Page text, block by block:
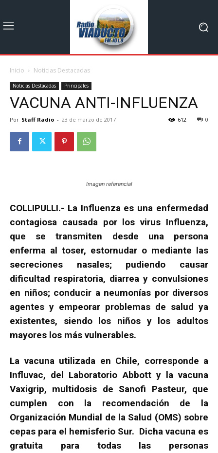
Inicio Noticias Destacadas
Noticias Destacadas Principales
VACUNA ANTI-INFLUENZA
Por Staff Radio - 23 de marzo de 2017 0
612
Imagen referencial
COLLIPULLI.- La Influenza es una enfermedad
contagiosa causada por los virus Influenza,
que se transmiten desde una persona
enferma al toser, estornudar o mediante las
secreciones nasales; pudiendo causar
dificultad respiratoria, diarrea y convulsiones
en niños; conducir a neumonías por diversos
agentes y empeorar problemas de salud ya
existentes, siendo los niños y los adultos
mayores los más vulnerables.
La vacuna utilizada en Chile, corresponde a
Influvac, del Laboratorio Abbott y la vacuna
Vaxigrip, multidosis de Sanofi Pasteur, que
cumplen con la recomendación de la
Organización Mundial de la Salud (OMS) sobre
cepas para el hemisferio Sur. Dicha vacuna es
gratuita para todas las personas